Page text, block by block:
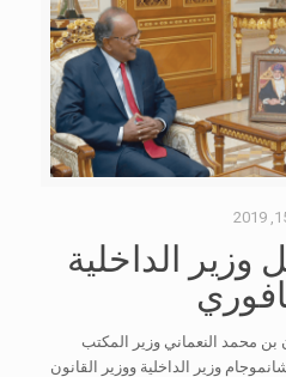
وزير الداخلية
محمد النعماني وزير المكتب
وزير الداخلية ووزير القانون